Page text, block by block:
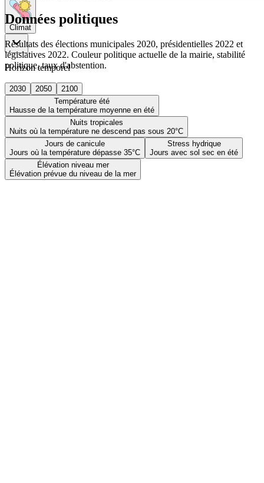
Climat
Horizon temporel
2030 2050
2100
Température été
Hausse de la température moyenne en été
Nuits tropicales
Nuits où la température ne descend pas sous 20°C
Jours de canicule
Jours où la température dépasse 35°C
Stress hydrique
Jours avec sol sec en été
Élévation niveau mer
Élévation prévue du niveau de la mer
Données politiques
Résultats des élections municipales 2020, présidentielles 2022 et
législatives 2022. Couleur politique actuelle de la mairie, stabilité
politique, taux d'abstention.